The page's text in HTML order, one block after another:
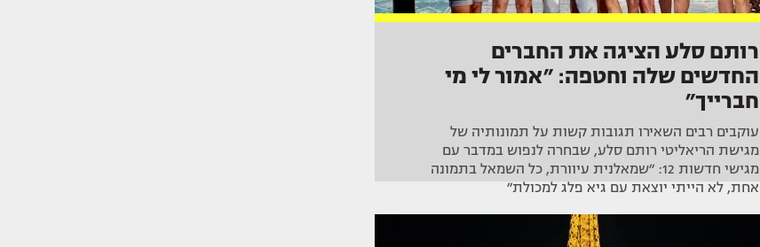
רותם סלע הציגה את החברים
החדשים שלה וחטפה: ״אמור לי מי
חברייך״
עוקבים רבים השאירו תגובות קשות על תמונותיה של
מגישת הריאליטי רותם סלע, שבחרה לנפוש במדבר עם
מגישי חדשות 12: ״שמאלנית עיוורת, כל השמאל בתמונה
אחת, לא הייתי יוצאת עם גיא פלג למכולת״